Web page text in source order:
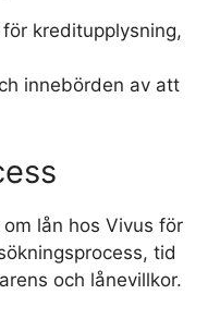
kreditupplysning,
innebörden av att
lån hos Vivus för
tid
och lånevillkor.